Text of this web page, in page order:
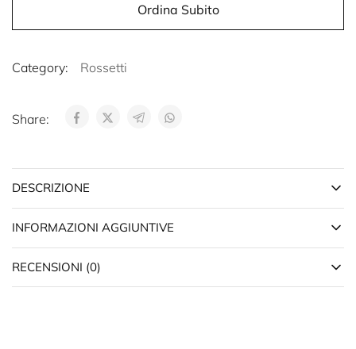
Ordina Subito
Category: Rossetti
Share:
DESCRIZIONE
INFORMAZIONI AGGIUNTIVE
RECENSIONI (0)